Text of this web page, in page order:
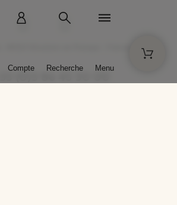
+33 (0)3 86 45 50 00
Compte Recherche Menu